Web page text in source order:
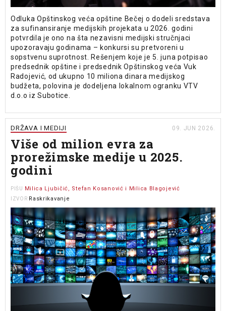
Odluka Opštinskog veća opštine Bečej o dodeli sredstava
za sufinansiranje medijskih projekata u 2026. godini
potvrdila je ono na šta nezavisni medijski stručnjaci
upozoravaju godinama – konkursi su pretvoreni u
sopstvenu suprotnost. Rešenjem koje je 5. juna potpisao
predsednik opštine i predsednik Opštinskog veća Vuk
Radojević, od ukupno 10 miliona dinara medijskog
budžeta, polovina je dodeljena lokalnom ogranku VTV
d.o.o iz Subotice.
DRŽAVA I MEDIJI 09. JUN 2026.
Više od milion evra za
prorežimske medije u 2025.
godini
PIŠU Milica Ljubičić, Stefan Kosanović i Milica Blagojević
IZVOR Raskrikavanje